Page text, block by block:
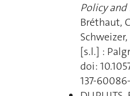
Policy and
Bréthaut,
[s.l.] :
doi:
137-